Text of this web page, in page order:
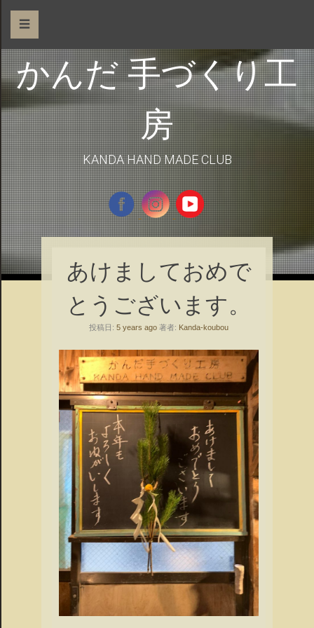
☰
かんだ 手づくり工
房
KANDA HAND MADE CLUB
あけましておめで
とうございます。
投稿日: 5 years ago 著者: Kanda-koubou